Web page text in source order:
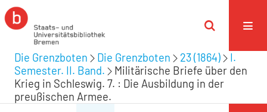
Die Grenzboten Die Grenzboten 23 (1864)
I.
Semester. II. Band.
Militärische Briefe über den
Krieg in Schleswig. 7. : Die Ausbildung in der
preußischen Armee.